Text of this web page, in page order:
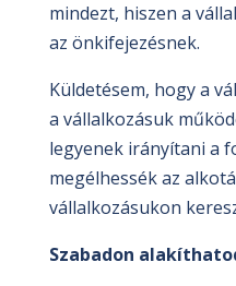
mindezt, hiszen a
az önkifejezésnek.
Küldetésem, hogy a
a vállalkozásuk
legyenek irányítani a
megélhessék az
vállalkozásukon
Szabadon